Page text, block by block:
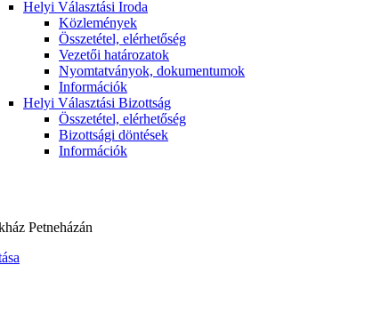
Helyi Választási Iroda
Közlemények
Összetétel, elérhetőség
Vezetői határozatok
Nyomtatványok, dokumentumok
Információk
Helyi Választási Bizottság
Összetétel, elérhetőség
Bizottsági döntések
Információk
Petneházán